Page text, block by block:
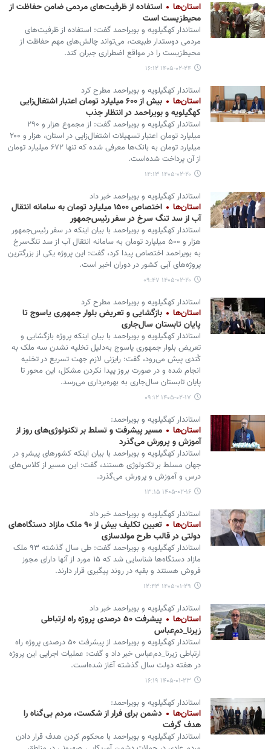
استان‌ها
استفاده از ظرفیت‌های مردمی ضامن حفاظت از
محیط‌زیست است
استاندار کهگیلویه و بویراحمد گفت: استفاده از ظرفیت‌های
مردمی دوستدار طبیعت، می‌تواند چالش‌های مهم حفاظت از
محیط‌زیست را در مواقع اضطراری جبران کند.
۱۴۰۵-۰۲-۲۴ ۱۶:۱۲
استاندار کهگیلویه و بویراحمد مطرح کرد
استان‌ها
بیش از ۶۰۰ میلیارد تومان اعتبار اشتغال‌زایی
کهگیلویه و بویراحمد در انتظار جذب
استاندار کهگیلویه و بویراحمد گفت: از مجموع هزار و ۲۹۰
میلیارد تومان اعتبار تسهیلات اشتغال‌زایی در استان، هزار و ۲۰۰
میلیارد تومان به بانک‌ها معرفی شده که تنها ۶۷۲ میلیارد تومان
از آن پرداخت شده‌است.
۱۴۰۵-۰۲-۲۰ ۱۴:۱۳
استاندار کهگیلویه و بویراحمد خبر داد
استان‌ها
اختصاص ۱۵۰۰ میلیارد تومان به سامانه انتقال
آب از سد تنگ سرخ در سفر رئیس‌جمهور
استاندار کهگیلویه و بویراحمد با بیان اینکه در سفر رئیس‌جمهور
هزار و ۵۰۰ میلیارد تومان به سامانه انتقال آب از سد تنگ‌سرخ
به بویراحمد اختصاص پیدا کرد، گفت: این پروژه یکی از بزرگترین
پروژه‌های آبی کشور در دوران اخیر است.
۱۴۰۵-۰۲-۲۰ ۰۹:۴۷
استاندار کهگیلویه و بویراحمد مطرح کرد
استان‌ها
بازگشایی و تعریض بلوار جمهوری یاسوج تا
پایان تابستان سال‌جاری
استاندار کهگیلویه و بویراحمد با بیان اینکه پروژه بازگشایی و
تعریض بلوار جمهوری یاسوج به‌دلیل تخلیه نشدن سه ملک به
کُندی پیش می‌رود، گفت: رایزنی لازم جهت تسریع در تخلیه
انجام شده و در صورت بروز پیدا نکردن مشکل، این محور تا
پایان تابستان سال‌جاری به بهره‌برداری می‌رسد.
۱۴۰۵-۰۲-۱۷ ۰۹:۱۲
استاندار کهگیلویه و بویراحمد:
استان‌ها
مسیر پیشرفت و تسلط بر تکنولوژی‌های روز از
آموزش و پرورش می‌گذرد
استاندار کهگیلویه و بویراحمد با بیان اینکه کشورهای پیشرو در
جهان مسلط بر تکنولوژی هستند، گفت: این مسیر از کلاس‌های
درس و آموزش و پرورش می‌گذرد.
۱۴۰۵-۰۲-۱۶ ۱۳:۱۵
استاندار کهگیلویه و بویراحمد خبر داد
استان‌ها
تعیین تکلیف بیش از ۹۰ ملک مازاد دستگاه‌های
دولتی در قالب طرح مولدسازی
استاندار کهگیلویه و بویراحمد گفت: طی سال گذشته ۹۳ ملک
مازاد دستگاه‌ها شناسایی شد که ۱۵ مورد از آنها دارای مجوز
فروش هستند و بقیه در روند پیگیری قرار دارند.
۱۴۰۵-۰۱-۲۹ ۱۲:۴۳
استاندار کهگیلویه و بویراحمد خبر داد
استان‌ها
پیشرفت ۵۰ درصدی پروژه راه ارتباطی
زیرنا_دم‌عباس
استاندار کهگیلویه و بویراحمد از پیشرفت ۵۰ درصدی پروژه راه
ارتباطی زیرنا_دم‌عباس خبر داد و گفت: عملیات اجرایی این پروژه
در هفته دولت سال گذشته آغاز شده‌است.
۱۴۰۵-۰۱-۲۳ ۱۶:۱۹
استاندار کهگیلویه و بویراحمد:
استان‌ها
دشمن برای فرار از شکست‌، مردم بی‌گناه را
هدف گرفت
استاندار کهگیلویه و بویراحمد با محکوم کردن هدف قرار دادن